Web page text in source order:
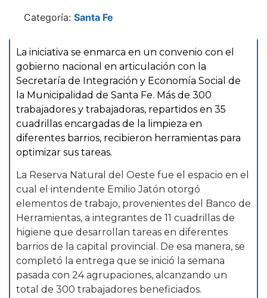
Categoría: Santa Fe
La iniciativa se enmarca en un convenio con el
gobierno nacional en articulación con la
Secretaría de Integración y Economía Social de
la Municipalidad de Santa Fe. Más de 300
trabajadores y trabajadoras, repartidos en 35
cuadrillas encargadas de la limpieza en
diferentes barrios, recibieron herramientas para
optimizar sus tareas.
La Reserva Natural del Oeste fue el espacio en el
cual el intendente Emilio Jatón otorgó
elementos de trabajo, provenientes del Banco de
Herramientas, a integrantes de 11 cuadrillas de
higiene que desarrollan tareas en diferentes
barrios de la capital provincial. De esa manera, se
completó la entrega que se inició la semana
pasada con 24 agrupaciones, alcanzando un
total de 300 trabajadores beneficiados.